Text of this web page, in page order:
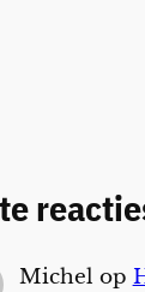
Michel op